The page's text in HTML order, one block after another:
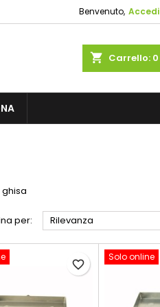
Benvenuto, Accedi
shopping_cart Carrello: 0
per: Rilevanza
favorite_border
Solo online